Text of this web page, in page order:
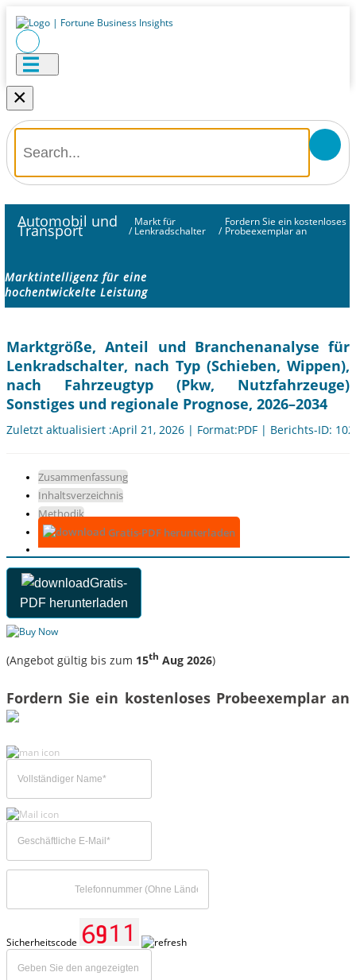
×
Automobil und
Transport /
Markt für
Lenkradschalter /
Fordern Sie ein kostenloses
Probeexemplar an
Marktintelligenz für eine
hochentwickelte Leistung
Marktgröße, Anteil und Branchenanalyse für
Lenkradschalter, nach Typ (Schieben, Wippen),
nach Fahrzeugtyp (Pkw, Nutzfahrzeuge)
Sonstiges und regionale Prognose, 2026–2034
Zuletzt aktualisiert :April 21, 2026 | Format:PDF | Berichts-ID:
Zusammenfassung
Inhaltsverzeichnis
Methodik
Gratis-PDF herunterladen
Gratis-
PDF herunterladen
(Angebot gültig bis zum 15th Aug 2026)
Fordern Sie ein kostenloses Probeexemplar an
Sicherheitscode